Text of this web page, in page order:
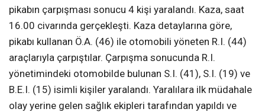
pikabın çarpışması sonucu 4 kişi yaralandı. Kaza, saat
16.00 civarında gerçekleşti. Kaza detaylarına göre,
pikabı kullanan Ö.A. (46) ile otomobili yöneten R.I. (44)
araçlarıyla çarpıştılar. Çarpışma sonucunda R.I.
yönetimindeki otomobilde bulunan S.I. (41), S.I. (19) ve
B.E.I. (15) isimli kişiler yaralandı. Yaralılara ilk müdahale
olay yerine gelen sağlık ekipleri tarafından yapıldı ve